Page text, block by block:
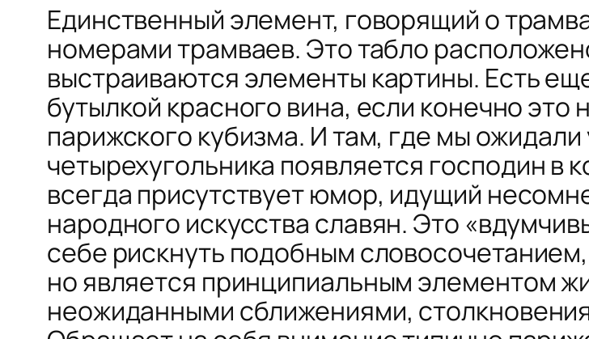
Единственный элемент, говорящий о
номерами трамваев. Это табло
выстраиваются элементы картины. Есть
бутылкой красного вина, если конечно это
парижского кубизма. И там, где мы ожидали
четырехугольника появляется господин в
всегда присутствует юмор, идущий
народного искусства славян. Это
себе рискнуть подобным
но является принципиальным элементом
неожиданными сближениями,